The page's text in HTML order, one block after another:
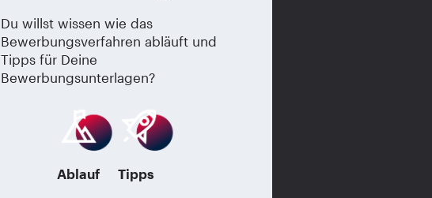
Du willst wissen wie das
Bewerbungsverfahren abläuft und
Tipps für Deine
Bewerbungsunterlagen?
Ablauf Tipps